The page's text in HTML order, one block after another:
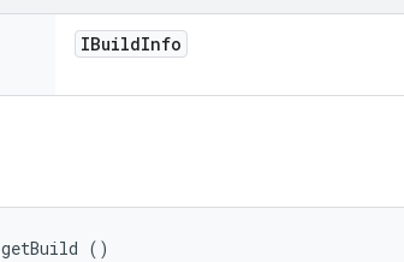
IBuildInfo
getBuild ()